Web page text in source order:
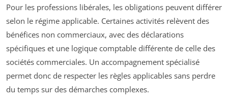
Pour les professions libérales, les obligations peuvent différer
selon le régime applicable. Certaines activités relèvent des
bénéfices non commerciaux, avec des déclarations
spécifiques et une logique comptable différente de celle des
sociétés commerciales. Un accompagnement spécialisé
permet donc de respecter les règles applicables sans perdre
du temps sur des démarches complexes.